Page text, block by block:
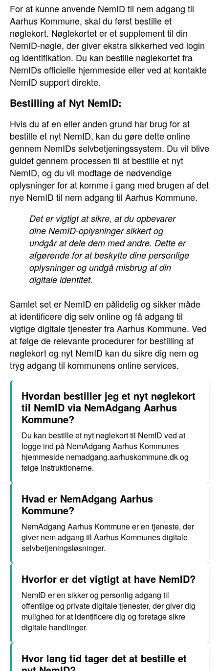
For at kunne anvende NemID til nem adgang til
Aarhus Kommune, skal du først bestille et
nøglekort. Nøglekortet er et supplement til din
NemID-nøgle, der giver ekstra sikkerhed ved login
og identifikation. Du kan bestille nøglekortet fra
NemIDs officielle hjemmeside eller ved at kontakte
NemID support direkte.
Bestilling af Nyt NemID:
Hvis du af en eller anden grund har brug for at
bestille et nyt NemID, kan du gøre dette online
gennem NemIDs selvbetjeningssystem. Du vil blive
guidet gennem processen til at bestille et nyt
NemID, og du vil modtage de nødvendige
oplysninger for at komme i gang med brugen af det
nye NemID til nem adgang til Aarhus Kommune.
Det er vigtigt at sikre, at du opbevarer
dine NemID-oplysninger sikkert og
undgår at dele dem med andre. Dette er
afgørende for at beskytte dine personlige
oplysninger og undgå misbrug af din
digitale identitet.
Samlet set er NemID en pålidelig og sikker måde
at identificere dig selv online og få adgang til
vigtige digitale tjenester fra Aarhus Kommune. Ved
at følge de relevante procedurer for bestilling af
nøglekort og nyt NemID kan du sikre dig nem og
tryg adgang til kommunens online services.
Hvordan bestiller jeg et nyt nøglekort
til NemID via NemAdgang Aarhus
Kommune?
Du kan bestille et nyt nøglekort til NemID ved at
logge ind på NemAdgang Aarhus Kommunes
hjemmeside nemadgang.aarhuskommune.dk og
følge instruktionerne.
Hvad er NemAdgang Aarhus
Kommune?
NemAdgang Aarhus Kommune er en tjeneste, der
giver nem adgang til Aarhus Kommunes digitale
selvbetjeningsløsninger.
Hvorfor er det vigtigt at have NemID?
NemID er en sikker og personlig adgang til
offentlige og private digitale tjenester, der giver dig
mulighed for at identificere dig og foretage sikre
digitale handlinger.
Hvor lang tid tager det at bestille et